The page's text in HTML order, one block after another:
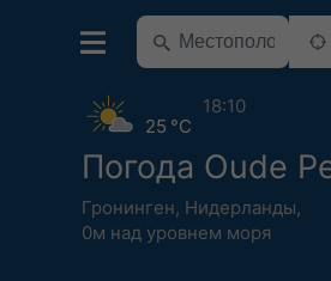
Погода Oude
Гронинген, Нидерланды,
0м над уровнем моря
25 °C
18:10